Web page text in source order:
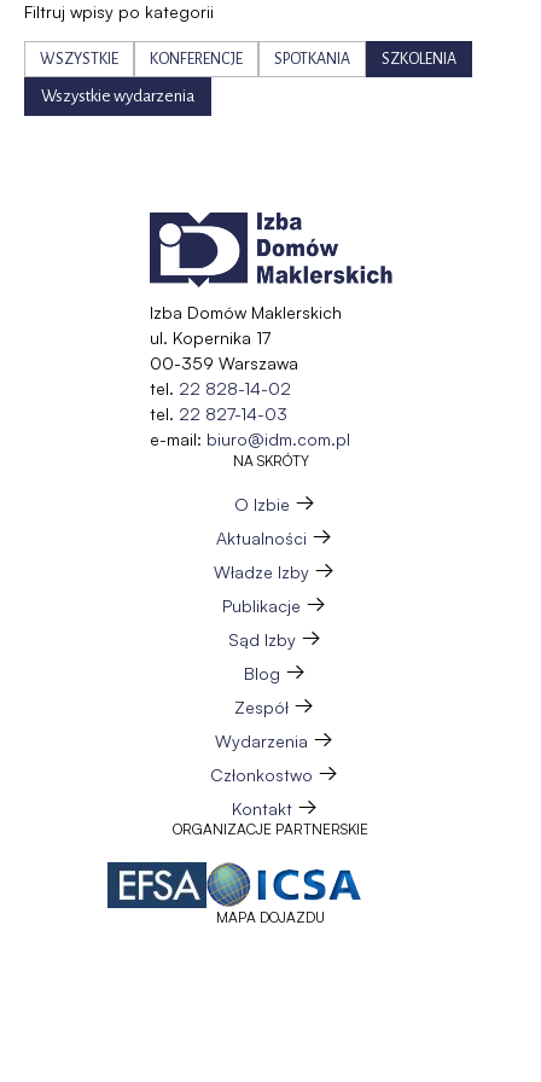
Filtruj wpisy po kategorii
WSZYSTKIE KONFERENCJE SPOTKANIA SZKOLENIA
Wszystkie wydarzenia
Izba Domów Maklerskich
ul. Kopernika 17
00-359 Warszawa
tel. 22 828-14-02
tel. 22 827-14-03
e-mail: biuro@idm.com.pl
NA SKRÓTY
O Izbie
Aktualności
Władze Izby
Publikacje
Sąd Izby
Blog
Zespół
Wydarzenia
Członkostwo
Kontakt
ORGANIZACJE PARTNERSKIE
MAPA DOJAZDU